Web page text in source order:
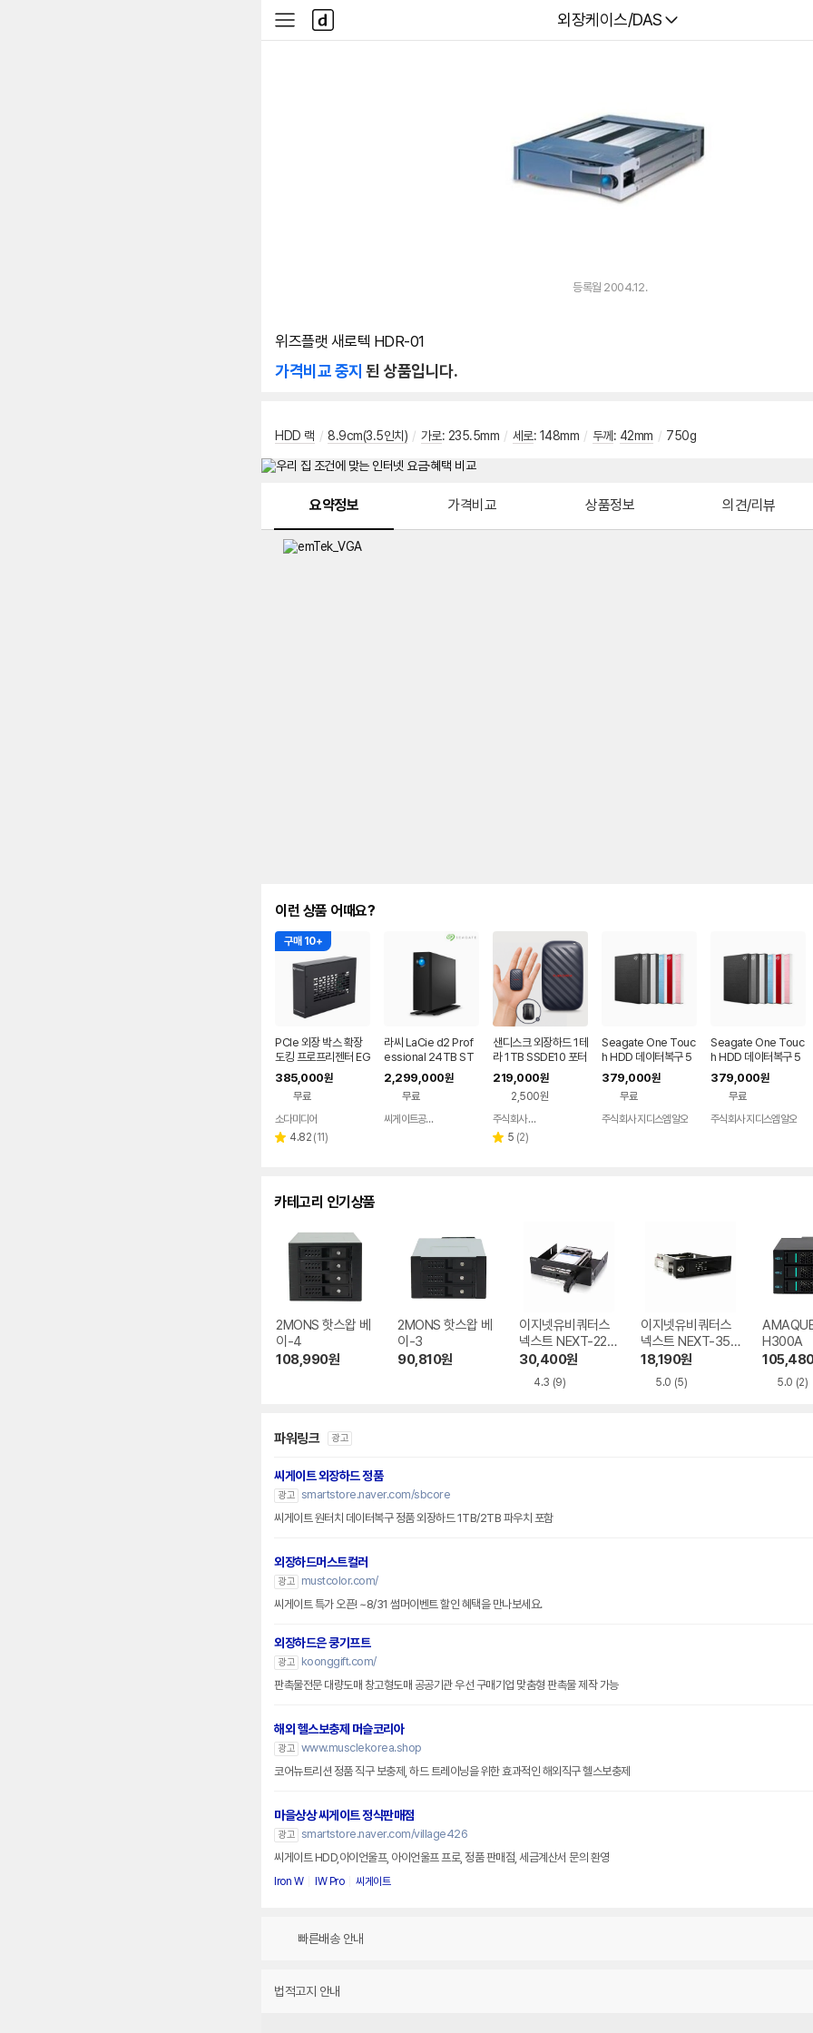
다나와
외장케이스/DAS
사
이
다
나
와
등록월 2004.12.
위즈플랫 새로텍 HDR-01
가격비교 중지 된 상품입니다.
HDD 랙 / 8.9cm(3.5인치) / 가로: 235.5mm / 세로: 148mm / 두께 : 42mm / 750g
요약정보 가격비교 상품정보 의견/리뷰
이런 상품 어때요?
구매 10+
PCIe 외장 박스 확장
도킹 프로프리젠터 EG
PU 맥 교회 자막기 프
프독 PP-DOCK
385,000원
무료
페이
소다미디어
별 4.82 리
(11)
라씨 LaCie d2 Prof
essional 24TB ST
HA24000800
2,299,000원
무료
씨게이트공식총판
샌디스크 외장하드 1테
라 1TB SSDE10 포터
블 드라이브 대용량 C
타입 초소형 외장HDD
219,000원
2,500원
주식회사 피아이디
별 5 리
(2)
Seagate One Touc
h HDD 데이터복구 5
TB, 블랙
379,000원
무료
주식회사 지디스엠알오
Seagate One Touc
h HDD 데이터복구 5
TB, 블루
379,000원
무료
주식회사 지디스엠알오
카테고리 인기상품
2MONS 핫스왑 베
이-4
108,990원
2MONS 핫스왑 베
이-3
90,810원
이지넷유비쿼터스
넥스트 NEXT-225
SSD
30,400원
4.3 (9)
이지넷유비쿼터스
넥스트 NEXT-35H
R
18,190원
5.0 (5)
H300A
5.0 (2)
파워링크 광고
씨게이트 외장하드 정품
광고 smartstore.naver.com/sbcore
씨게이트 원터치 데이터복구 정품 외장하드 1TB/2TB 파우치 포함
외장하드머스트컬러
광고
mustcolor.com/
씨게이트 특가 오픈! ~8/31 썸머이벤트 할인 혜택을 만나보세요.
외장하드은 쿵기프트
광고
koonggift.com/
판촉물전문 대량도매 창고형도매 공공기관 우선 구매기업 맞춤형 판촉물 제작 가능
해외 헬스보충제 머슬코리아
광고 www.musclekorea.shop
코어뉴트리션 정품 직구 보충제, 하드 트레이닝을 위한 효과적인 해외직구 헬스보충제
마을상상 씨게이트 정식판매점
광고 smartstore.naver.com/village426
씨게이트 HDD,아이언울프, 아이언울프 프로, 정품 판매점, 세금계산서 문의 환영
Iron W IW Pro 씨게이트
빠른배송 안내
법적고지 안내